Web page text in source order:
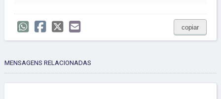
copiar
MENSAGENS RELACIONADAS